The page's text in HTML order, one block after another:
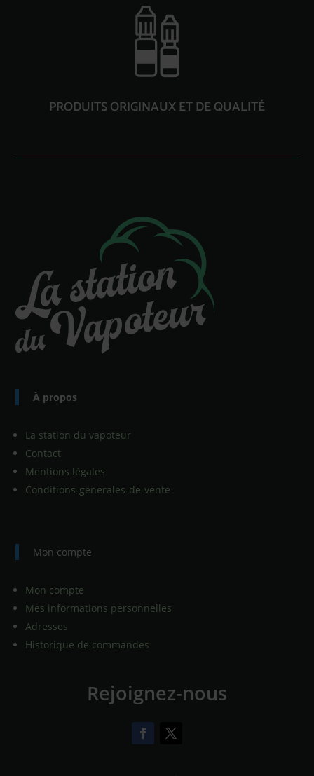
PRODUITS ORIGINAUX ET DE QUALITÉ
À propos
La station du vapoteur
Contact
Mentions légales
Conditions-generales-de-vente
Mon compte
Mon compte
Mes informations personnelles
Adresses
Historique de commandes
Rejoignez-nous